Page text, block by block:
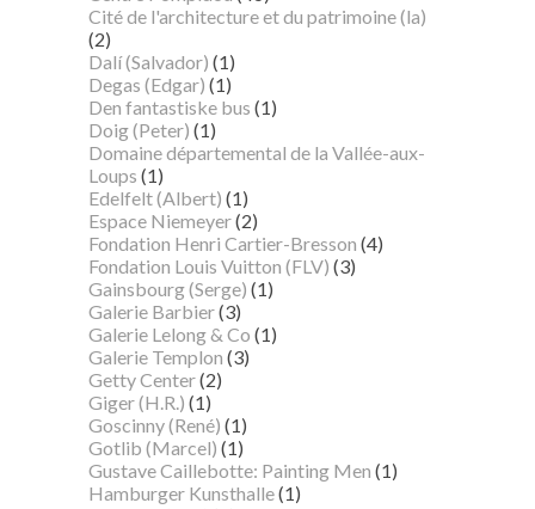
Cité de l'architecture et du patrimoine (la)
(2)
Dalí (Salvador) (1)
Degas (Edgar) (1)
Den fantastiske bus (1)
Doig (Peter) (1)
Domaine départemental de la Vallée-aux-
Loups (1)
Edelfelt (Albert) (1)
Espace Niemeyer(2)
Fondation Henri Cartier-Bresson (4)
Fondation Louis Vuitton (FLV) (3)
Gainsbourg (Serge) (1)
Galerie Barbier(3)
Galerie Lelong & Co (1)
Galerie Templon (3)
Getty Center(2)
Giger (H.R.) (1)
Goscinny (René) (1)
Gotlib (Marcel) (1)
Gustave Caillebotte: Painting Men (1)
Hamburger Kunsthalle(1)